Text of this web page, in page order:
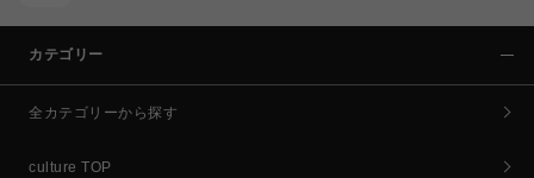
カテゴリー
全カテゴリーから探す
culture TOP